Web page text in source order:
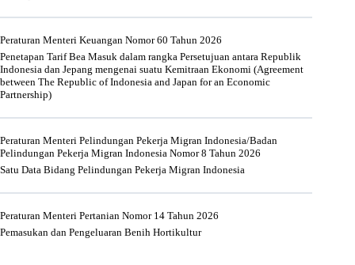
Peraturan Menteri Keuangan Nomor 60 Tahun 2026
Penetapan Tarif Bea Masuk dalam rangka Persetujuan antara Republik
Indonesia dan Jepang mengenai suatu Kemitraan Ekonomi (Agreement
between The Republic of Indonesia and Japan for an Economic
Partnership)
Peraturan Menteri Pelindungan Pekerja Migran Indonesia/Badan
Pelindungan Pekerja Migran Indonesia Nomor 8 Tahun 2026
Satu Data Bidang Pelindungan Pekerja Migran Indonesia
Peraturan Menteri Pertanian Nomor 14 Tahun 2026
Pemasukan dan Pengeluaran Benih Hortikultur